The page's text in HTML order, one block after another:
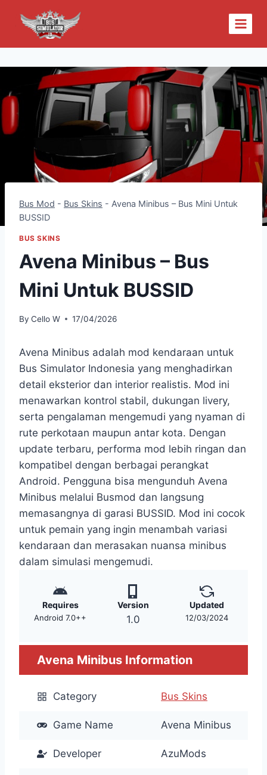
Bus Mod - Bus Skins - Avena Minibus – Bus Mini Untuk
BUSSID
BUS SKINS
Avena Minibus – Bus
Mini Untuk BUSSID
By Cello W 17/04/2026
Avena Minibus adalah mod kendaraan untuk
Bus Simulator Indonesia yang menghadirkan
detail eksterior dan interior realistis. Mod ini
menawarkan kontrol stabil, dukungan livery,
serta pengalaman mengemudi yang nyaman di
rute perkotaan maupun antar kota. Dengan
update terbaru, performa mod lebih ringan dan
kompatibel dengan berbagai perangkat
Android. Pengguna bisa mengunduh Avena
Minibus melalui Busmod dan langsung
memasangnya di garasi BUSSID. Mod ini cocok
untuk pemain yang ingin menambah variasi
kendaraan dan merasakan nuansa minibus
dalam simulasi mengemudi.
Requires
Android 7.0++
Version
1.0
Updated
12/03/2024
Avena Minibus Information
Category Bus Skins
Game Name Avena Minibus
Developer AzuMods